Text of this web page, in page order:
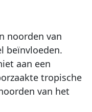
noorden van
beïnvloeden.
aan een
tropische
van het